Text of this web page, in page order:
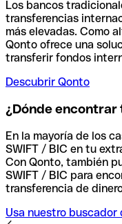
Los bancos
transferencias
más elevadas. Como
Qonto ofrece una
transferir fondos
Descubrir Qonto
¿Dónde encontrar
En la mayoría de los
SWIFT / BIC en tu
Con Qonto, también
SWIFT / BIC para
transferencia de
Usa nuestro buscador